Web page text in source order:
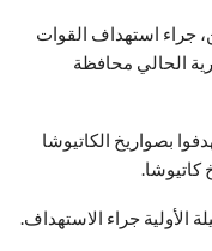
جراء استهداف القوات
الحالي محافظة
بصواريخ الكاتيوشا
كاتيوشا.
جراء الاستهداف.